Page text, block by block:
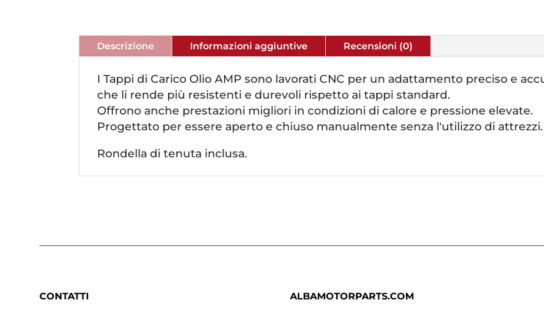
Descrizione Informazioni aggiuntive Recensioni (0)
I Tappi di Carico Olio AMP sono lavorati CNC per un adattamento preciso e
che li rende più resistenti e durevoli rispetto ai tappi standard.
Offrono anche prestazioni migliori in condizioni di calore e pressione elevate.
Progettato per essere aperto e chiuso manualmente senza l'utilizzo di attrezzi.
Rondella di tenuta inclusa.
CONTATTI
ALBAMOTORPARTS.COM